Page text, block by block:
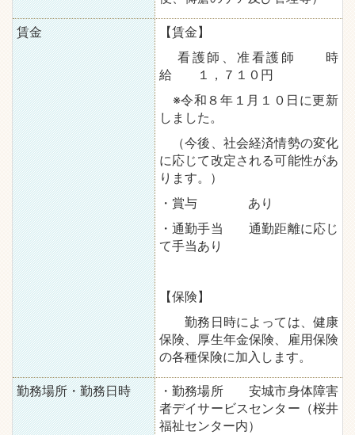
賃金
【賃金】
看護師、准看護師 時
給 １，７１０円
※令和８年１月１０日に更新
しました。
（今後、社会経済情勢の変化
に応じて改定される可能性があ
ります。）
・賞与 あり
・通勤手当 通勤距離に応じ
て手当あり
【保険】
勤務日時によっては、健康
保険、厚生年金保険、雇用保険
の各種保険に加入します。
勤務場所・勤務日時
・勤務場所 安城市身体障害
者デイサービスセンター（桜井
福祉センター内）